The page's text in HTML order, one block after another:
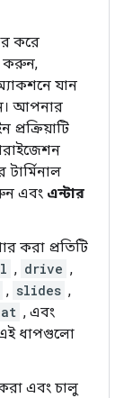
করে
করুন,
যান
আপনার
প্রক্রিয়াটি
এবং এন্টার
করা প্রতিটি
, drive ,
, slides ,
, এবং
ধাপগুলো
এবং চালু